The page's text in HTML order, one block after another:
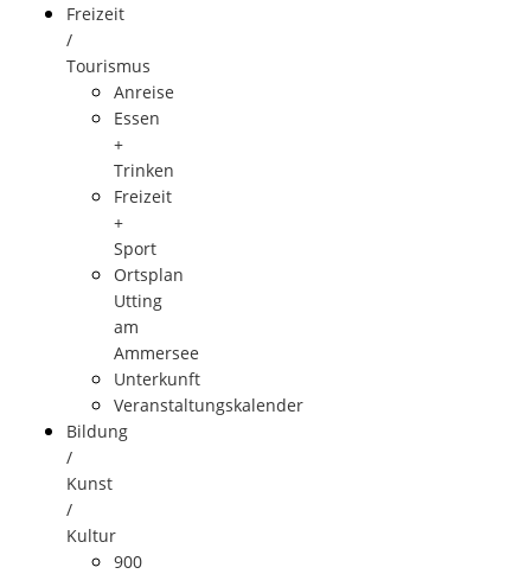
Freizeit
/
Tourismus
Anreise
Essen
+
Trinken
Freizeit
+
Sport
Ortsplan
Utting
am
Ammersee
Unterkunft
Veranstaltungskalender
Bildung
/
Kunst
/
Kultur
900